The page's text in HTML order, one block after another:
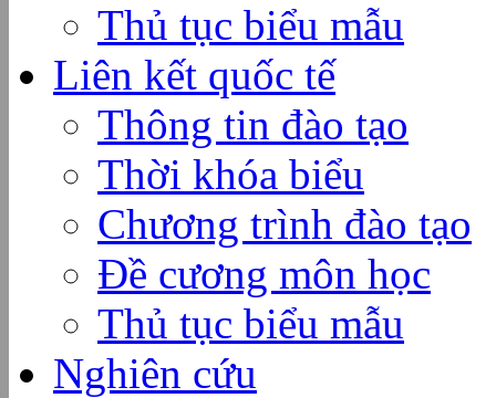
Thủ tục biểu mẫu
Liên kết quốc tế
Thông tin đào tạo
Thời khóa biểu
Chương trình đào tạo
Đề cương môn học
Thủ tục biểu mẫu
Nghiên cứu